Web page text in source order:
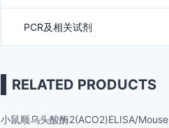
PCR及相关试剂
RELATED PRODUCTS
小鼠顺乌头酸酶2(ACO2)ELISA/Mouse